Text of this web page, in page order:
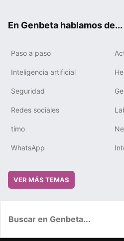
En Genbeta hablamos de...
Paso a paso
Inteligencia artificial
Seguridad
Redes sociales
timo
WhatsApp
VER MÁS TEMAS